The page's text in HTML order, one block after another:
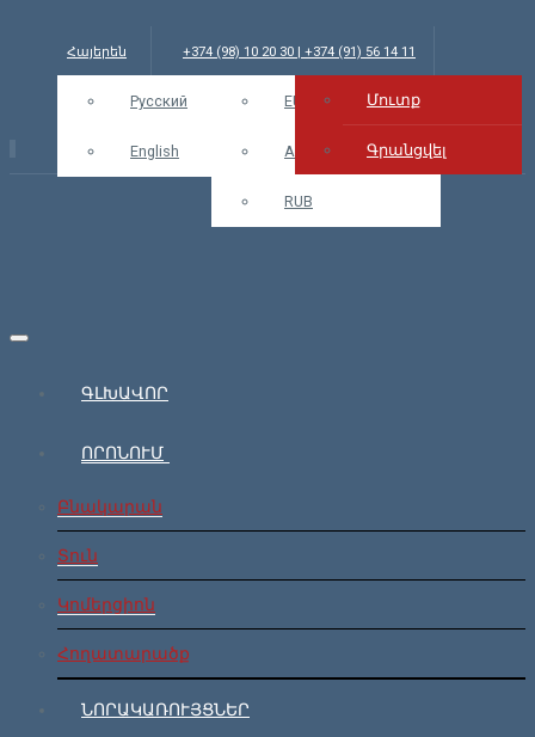
Հայերեն
Русский
English
+374 (98) 10 20 30 | +374 (91) 56 14 11
info@bars.am USD EUR
AMD
RUB
Մուտք Մուտք
Գրանցվել
ԳԼԽԱՎՈՐ
ՈՐՈՆՈՒՄ
Բնակարան
Տուն
Կոմերցիոն
Հողատարածք
ՆՈՐԱԿԱՌՈՒՅՑՆԵՐ